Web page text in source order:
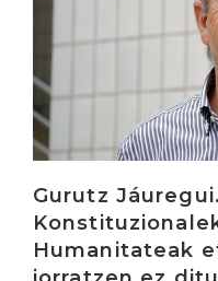
Gurutz
Humanitateak